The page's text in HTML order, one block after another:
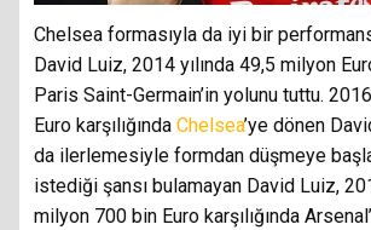
Chelsea formasıyla da iyi bir
David Luiz, 2014 yılında 49,5 milyon
Paris Saint-Germain’in yolunu tuttu.
Euro karşılığında Chelsea’ye dönen
da ilerlemesiyle formdan düşmeye
istediği şansı bulamayan David Luiz,
milyon 700 bin Euro karşılığında